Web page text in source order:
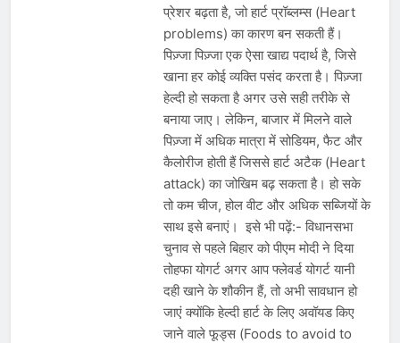
प्रेशर बढ़ता है, जो हार्ट प्रॉब्लम्स (Heart
problems) का कारण बन सकती हैं।
पिज़्जा पिज़्जा एक ऐसा खाद्य पदार्थ है, जिसे
खाना हर कोई व्यक्ति पसंद करता है। पिज़्जा
हेल्दी हो सकता है अगर उसे सही तरीके से
बनाया जाए। लेकिन, बाजार में मिलने वाले
पिज़्जा में अधिक मात्रा में सोडियम, फैट और
कैलोरीज होती हैं जिससे हार्ट अटैक (Heart
attack) का जोखिम बढ़ सकता है। हो सके
तो कम चीज, होल वीट और अधिक सब्जियों के
साथ इसे बनाएं। इसे भी पढ़ें:- विधानसभा
चुनाव से पहले बिहार को पीएम मोदी ने दिया
तोहफा योगर्ट अगर आप फ्लेवर्ड योगर्ट यानी
दही खाने के शौकीन हैं, तो अभी सावधान हो
जाएं क्योंकि हेल्दी हार्ट के लिए अवॉयड किए
जाने वाले फूड्स (Foods to avoid to